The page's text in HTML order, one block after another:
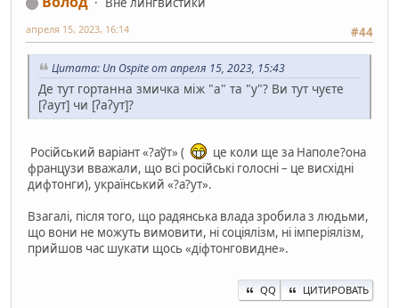
#44
апреля 15, 2023, 16:14
Цитата: Un Ospite от апреля 15, 2023, 15:43
Де тут гортанна змичка між "а" та "у"? Ви тут чуєте
[ʔаут] чи [ʔаʔут]?
Російський варіант «?аўт» (
це коли ще за Наполе?она
французи вважали, що всі російські голосні – це висхідні
дифтонги), український «?а?ут».
Взагалі, після того, що радянська влада зробила з людьми,
що вони не можуть вимовити, ні соціялізм, ні імперіялізм,
прийшов час шукати щось «діфтонговидне».
QQ ЦИТИРОВАТЬ